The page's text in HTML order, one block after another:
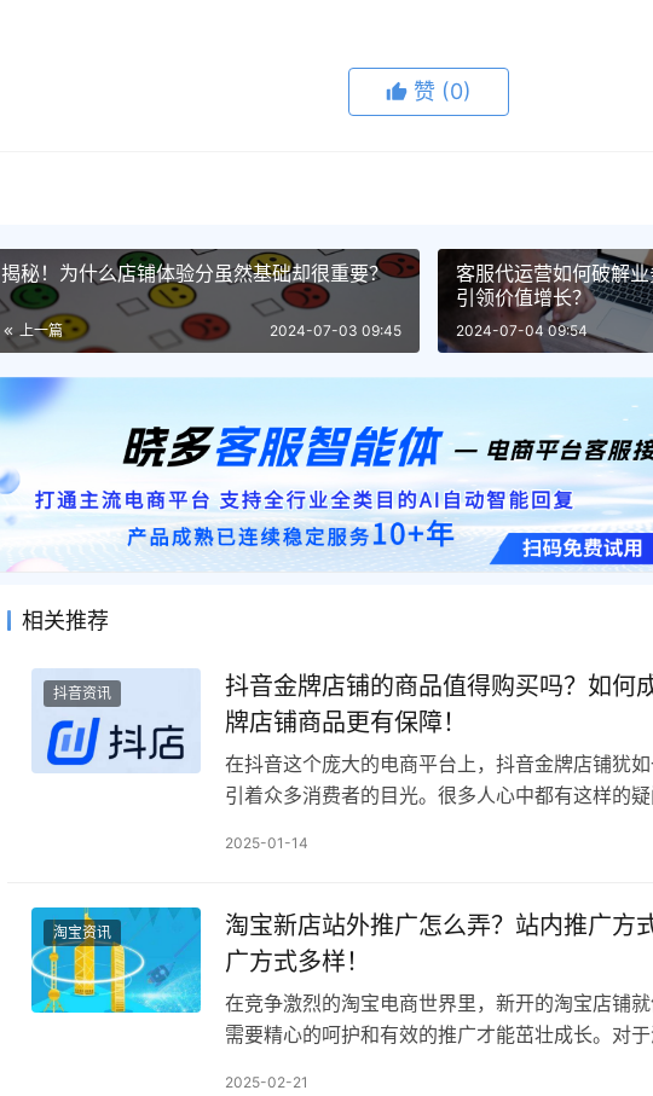
赞 (0)
揭秘！为什么店铺体验分虽然基础却很重要？
上一篇 2024-07-03 09:45
客服代运营如何破解
引领价值增长？
2024-07-04 09:54
相关推荐
抖音资讯
抖音金牌店铺的商品值得购买吗？如何
牌店铺商品更有保障！
在抖音这个庞大的电商平台上，抖音金牌店铺犹
引着众多消费者的目光。很多人心中都有这样的
2025-01-14
淘宝资讯
淘宝新店站外推广怎么弄？站内推广方
广方式多样！
在竞争激烈的淘宝电商世界里，新开的淘宝店铺就
需要精心的呵护和有效的推广才能茁壮成长。对
2025-02-21